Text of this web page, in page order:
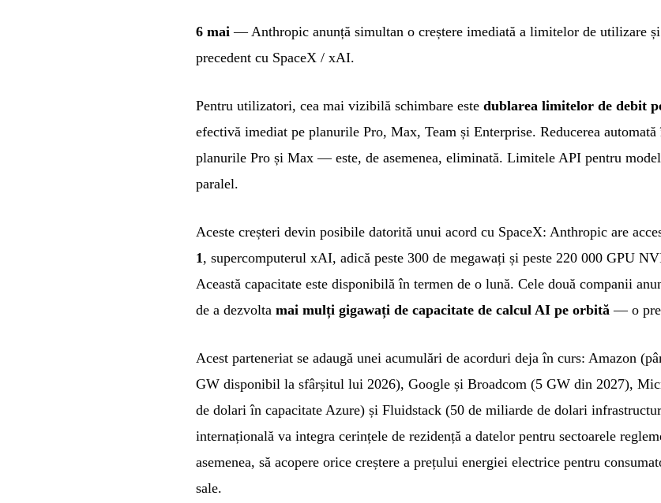
6 mai — Anthropic anunță simultan o creștere imediată a limitelor de utilizare
precedent cu SpaceX / xAI.
Pentru utilizatori, cea mai vizibilă schimbare este dublarea limitelor de debit
efectivă imediat pe planurile Pro, Max, Team și Enterprise. Reducerea
planurile Pro și Max — este, de asemenea, eliminată. Limitele API pentru
paralel.
Aceste creșteri devin posibile datorită unui acord cu SpaceX: Anthropic are
1 , supercomputerul xAI, adică peste 300 de megawați și peste 220 000 GPU
Această capacitate este disponibilă în termen de o lună. Cele două companii
de a dezvolta mai mulți gigawați de capacitate de calcul AI pe orbită — o
Acest parteneriat se adaugă unei acumulări de acorduri deja în curs: Amazon
GW disponibil la sfârșitul lui 2026), Google și Broadcom (5 GW din 2027),
de dolari în capacitate Azure) și Fluidstack (50 de miliarde de dolari
internațională va integra cerințele de rezidență a datelor pentru sectoarele
asemenea, să acopere orice creștere a prețului energiei electrice pentru
sale.